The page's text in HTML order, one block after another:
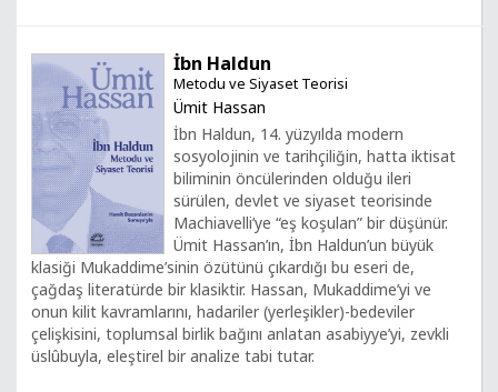
İbn Haldun
Metodu ve Siyaset Teorisi
Ümit Hassan
İbn Haldun, 14. yüzyılda modern
sosyolojinin ve tarihçiliğin, hatta iktisat
biliminin öncülerinden olduğu ileri
sürülen, devlet ve siyaset teorisinde
Machiavelli’ye “eş koşulan” bir düşünür.
Ümit Hassan’ın, İbn Haldun’un büyük
klasiği Mukaddime’sinin özütünü çıkardığı bu eseri de,
çağdaş literatürde bir klasiktir. Hassan, Mukaddime’yi ve
onun kilit kavramlarını, hadariler (yerleşikler)-bedeviler
çelişkisini, toplumsal birlik bağını anlatan asabiyye’yi, zevkli
üslûbuyla, eleştirel bir analize tabi tutar.